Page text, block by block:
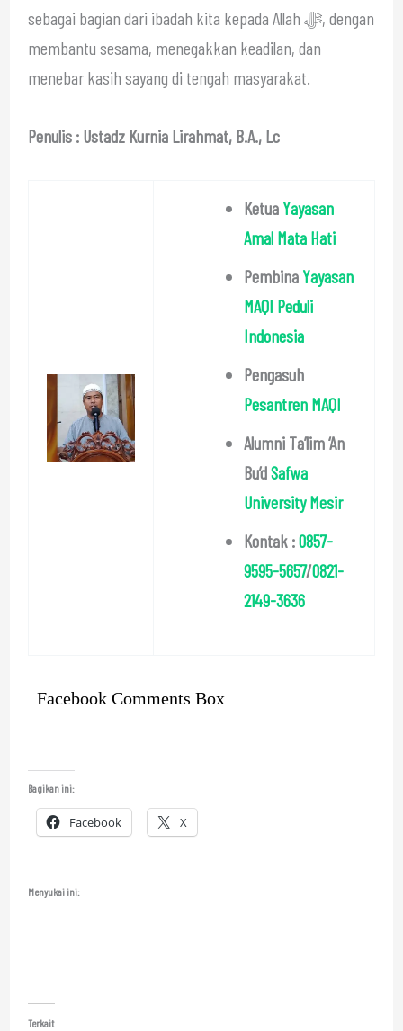
sebagai bagian dari ibadah kita kepada Allah ﷻ, dengan
membantu sesama, menegakkan keadilan, dan
menebar kasih sayang di tengah masyarakat.
Penulis : Ustadz Kurnia Lirahmat, B.A., Lc
Ketua Yayasan
Amal Mata Hati
Pembina Yayasan
MAQI Peduli
Indonesia
Pengasuh
Pesantren MAQI
Alumni Ta’lim ‘An
Bu’dSafwa
University Mesir
Kontak :0857-
9595-5657/0821-
2149-3636
Facebook Comments Box
Bagikan ini:
Facebook X
Menyukai ini:
Terkait